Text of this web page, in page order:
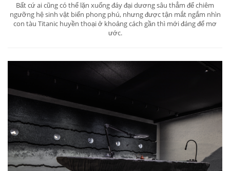
Bất cứ ai cũng có thể lặn xuống đáy đại dương sâu thẳm để chiêm
ngưỡng hệ sinh vật biển phong phú, nhưng được tận mắt ngắm nhìn
con tàu Titanic huyền thoại ở khoảng cách gần thì mới đáng để mơ
ước.